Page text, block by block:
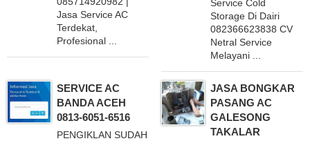
Jasa Service AC
Terdekat,
Profesional ...
Service Cold
Storage Di Dairi
082366623838 CV
Netral Service
Melayani ...
SERVICE AC
BANDA ACEH
0813-6051-6516
PENGIKLAN SUDAH
JASA BONGKAR
PASANG AC
GALESONG
TAKALAR